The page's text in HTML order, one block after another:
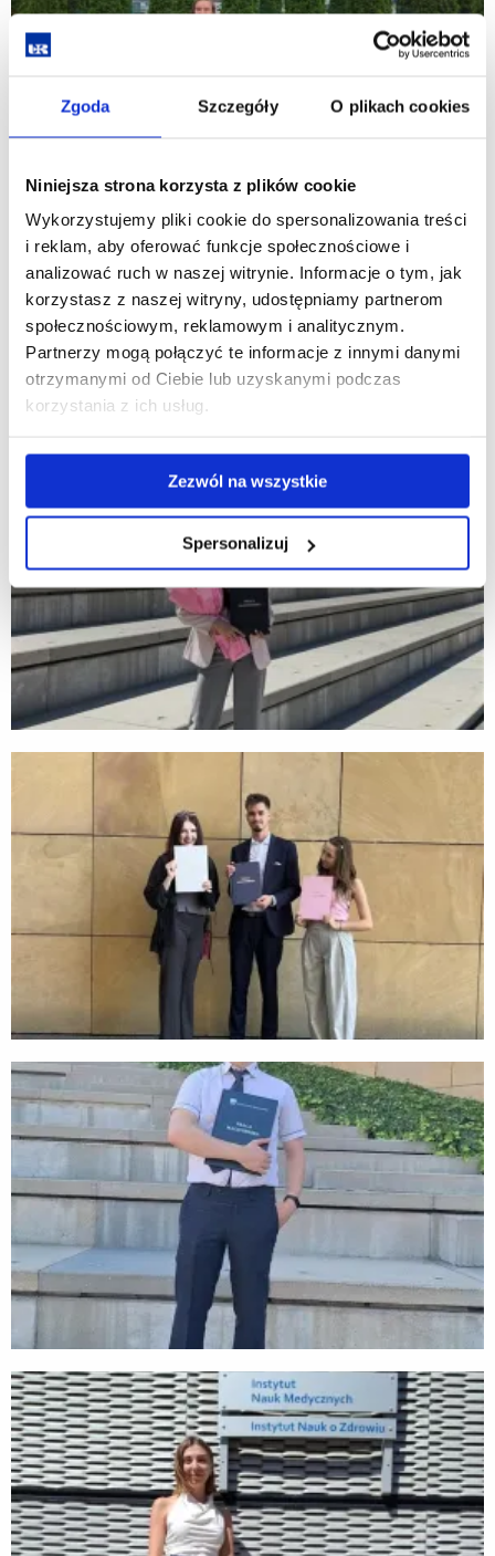
Zgoda Szczegóły O plikach cookies
Niniejsza strona korzysta z plików cookie
Wykorzystujemy pliki cookie do spersonalizowania treści
i reklam, aby oferować funkcje społecznościowe i
analizować ruch w naszej witrynie. Informacje o tym, jak
korzystasz z naszej witryny, udostępniamy partnerom
społecznościowym, reklamowym i analitycznym.
Partnerzy mogą połączyć te informacje z innymi danymi
otrzymanymi od Ciebie lub uzyskanymi podczas
korzystania z ich usług.
Zezwól na wszystkie
Spersonalizuj